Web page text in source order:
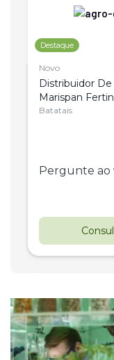
Destaque
Novo
Distribuidor De
Marispan
Citrus
Batatais
Pergunte ao
Destaque